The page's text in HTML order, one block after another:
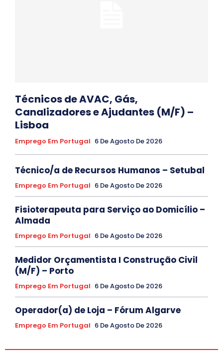
Técnicos de AVAC, Gás,
Canalizadores e Ajudantes (M/F) –
Lisboa
Emprego Em Portugal 6 De Agosto De 2026
Técnico/a de Recursos Humanos – Setubal
Emprego Em Portugal 6 De Agosto De 2026
Fisioterapeuta para Serviço ao Domicílio –
Almada
Emprego Em Portugal 6 De Agosto De 2026
Medidor Orçamentista I Construção Civil
(M/F) – Porto
Emprego Em Portugal 6 De Agosto De 2026
Operador(a) de Loja – Fórum Algarve
Emprego Em Portugal 6 De Agosto De 2026